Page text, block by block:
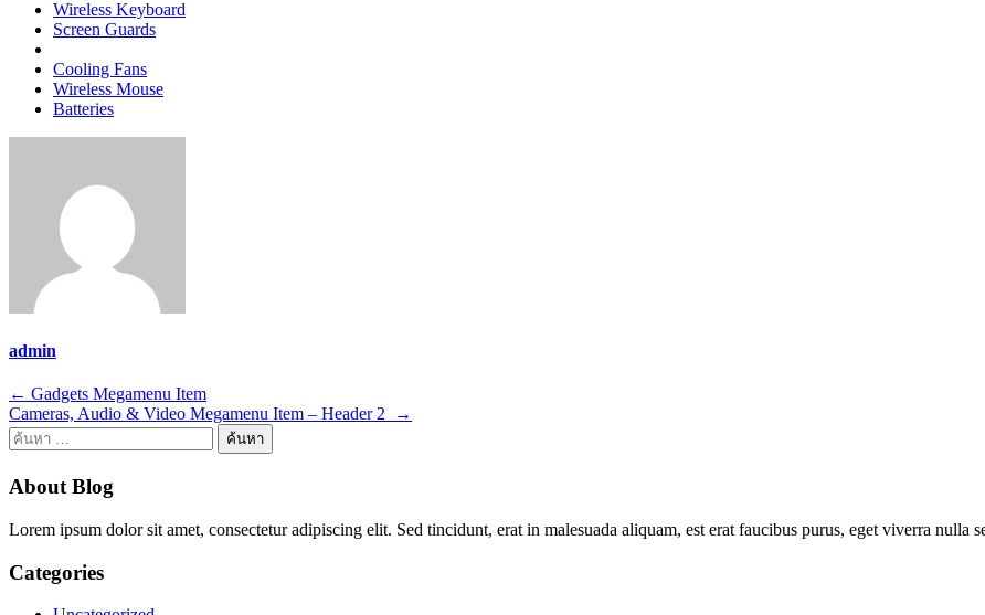
Wireless Keyboard
Screen Guards
Cooling Fans
Wireless Mouse
Batteries
admin
แนะแนว
เรื่อง
← Gadgets Megamenu Item
Cameras, Audio & Video Megamenu Item – Header 2
→
ค้นหา
About Blog
Lorem ipsum dolor sit amet, consectetur adipiscing elit. Sed tincidunt, erat in malesuada aliquam, est erat faucibus purus, eget viverra nulla
Categories